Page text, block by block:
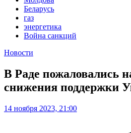
Беларусь
газ
энергетика
Война санкций
Новости
В Раде пожаловались
снижения поддержки
14 ноября 2023, 21:00